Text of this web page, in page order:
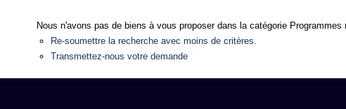
Nous n'avons pas de biens à vous proposer dans la catégorie
Re-soumettre la recherche avec moins de critères.
Transmettez-nous votre demande